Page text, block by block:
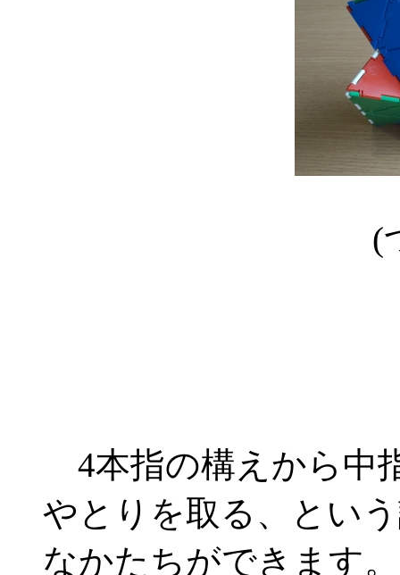
(
4本指の構えから中
やとりを取る、とい
なかたちができます。